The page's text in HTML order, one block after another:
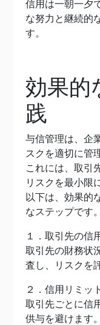
信用は一朝一夕
な努力と継続的
す。
効果的
践
与信管理は、企
スクを適切に管
これには、取引
リスクを最小限
以下は、効果的
なステップです。
１．取引先の信
取引先の財務状
査し、リスクを
２．信用リミッ
取引先ごとに信
供与を避けます。